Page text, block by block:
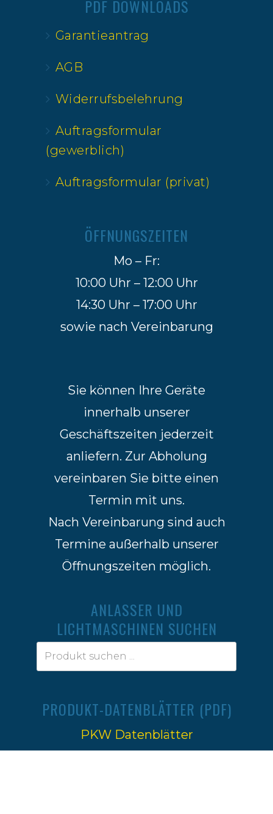
PDF DOWNLOADS
Garantieantrag
AGB
Widerrufsbelehrung
Auftragsformular
(gewerblich)
Auftragsformular (privat)
ÖFFNUNGSZEITEN
Mo – Fr:
10:00 Uhr – 12:00 Uhr
14:30 Uhr – 17:00 Uhr
sowie nach Vereinbarung
Sie können Ihre Geräte
innerhalb unserer
Geschäftszeiten jederzeit
anliefern. Zur Abholung
vereinbaren Sie bitte einen
Termin mit uns.
Nach Vereinbarung sind auch
Termine außerhalb unserer
Öffnungszeiten möglich.
ANLASSER UND
LICHTMASCHINEN SUCHEN
PRODUKT-DATENBLÄTTER (PDF)
PKW Datenblätter